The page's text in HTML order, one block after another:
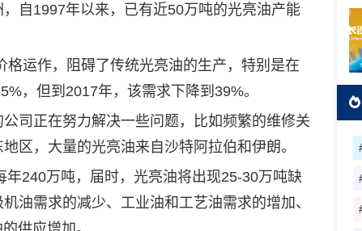
自1997年以来，已有近50万吨的光亮油产能
作，阻碍了传统光亮油的生产，特别是在
，但到2017年，该需求下降到39%。
正在努力解决一些问题，比如频繁的维修关
区，大量的光亮油来自沙特阿拉伯和伊朗。
240万吨，届时，光亮油将出现25-30万吨缺
油需求的减少、工业油和工艺油需求的增加、